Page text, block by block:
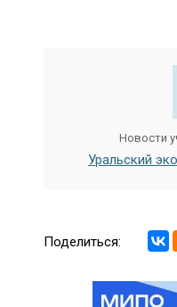
Новости
Уральский
Поделиться: